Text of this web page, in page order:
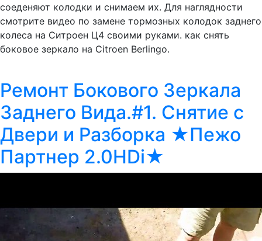
соеденяют колодки и снимаем их. Для наглядности
смотрите видео по замене тормозных колодок заднего
колеса на Ситроен Ц4 своими руками. как снять
боковое зеркало на Citroen Berlingo.
Ремонт Бокового Зеркала
Заднего Вида.#1. Снятие с
Двери и Разборка ★Пежо
Партнер 2.0HDi★